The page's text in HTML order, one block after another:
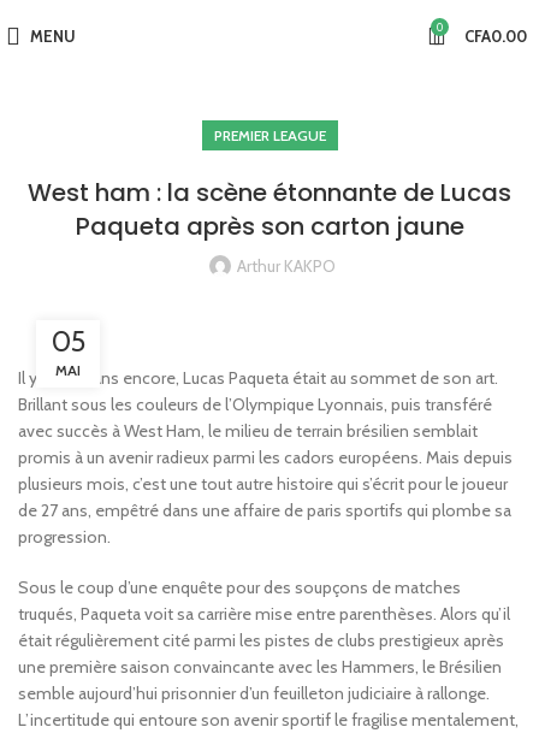
MENU 0 CFA0.00
PREMIER LEAGUE
West ham : la scène étonnante de Lucas
Paqueta après son carton jaune
Arthur KAKPO
05
MAI
Il y a deux ans encore, Lucas Paqueta était au sommet de son art.
Brillant sous les couleurs de l’Olympique Lyonnais, puis transféré
avec succès à West Ham, le milieu de terrain brésilien semblait
promis à un avenir radieux parmi les cadors européens. Mais depuis
plusieurs mois, c’est une tout autre histoire qui s’écrit pour le joueur
de 27 ans, empêtré dans une affaire de paris sportifs qui plombe sa
progression.
Sous le coup d’une enquête pour des soupçons de matches
truqués, Paqueta voit sa carrière mise entre parenthèses. Alors qu’il
était régulièrement cité parmi les pistes de clubs prestigieux après
une première saison convaincante avec les Hammers, le Brésilien
semble aujourd’hui prisonnier d’un feuilleton judiciaire à rallonge.
L’incertitude qui entoure son avenir sportif le fragilise mentalement,